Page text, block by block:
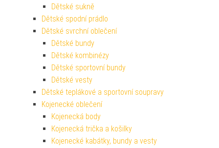
Dětské sukně
Dětské spodní prádlo
Dětské svrchní oblečení
Dětské bundy
Dětské kombinézy
Dětské sportovní bundy
Dětské vesty
Dětské teplákové a sportovní soupravy
Kojenecké oblečení
Kojenecká body
Kojenecká trička a košilky
Kojenecké kabátky, bundy a vesty